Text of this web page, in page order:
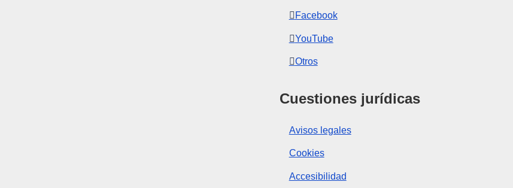
Facebook
YouTube
Otros
Cuestiones jurídicas
Avisos legales
Cookies
Accesibilidad